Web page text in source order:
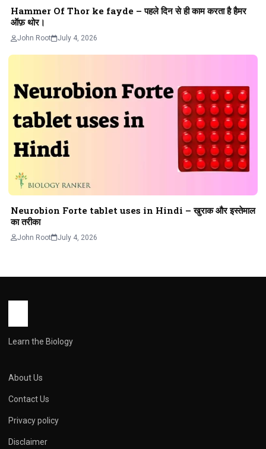
Hammer Of Thor ke fayde – पहले दिन से ही काम करता है हैमर
ऑफ़ थोर।
John Root July 4, 2026
Neurobion Forte tablet uses in Hindi – खुराक और इस्तेमाल
का तरीका
John Root July 4, 2026
Learn the Biology
About Us
Contact Us
Privacy policy
Disclaimer